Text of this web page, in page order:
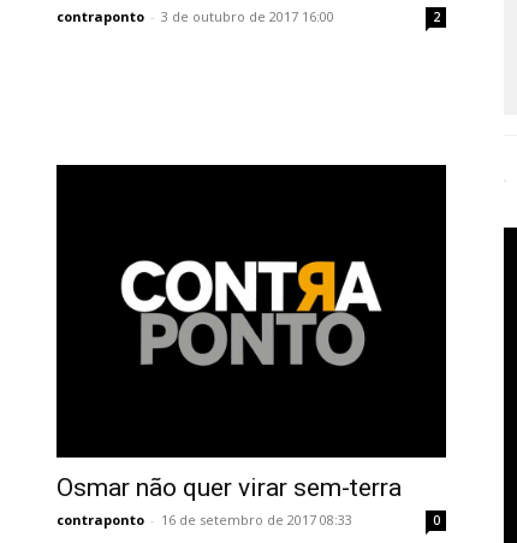
contraponto - 3 de outubro de 2017 16:00 2
Osmar não quer virar sem-terra
contraponto - 16 de setembro de 2017 08:33 0